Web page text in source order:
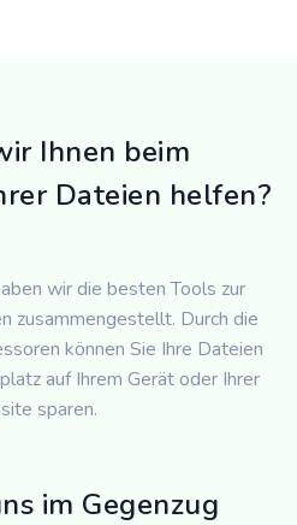
Ihnen beim
Dateien helfen?
wir die besten Tools zur
zusammengestellt. Durch die
können Sie Ihre Dateien
auf Ihrem Gerät oder Ihrer
sparen.
im Gegenzug